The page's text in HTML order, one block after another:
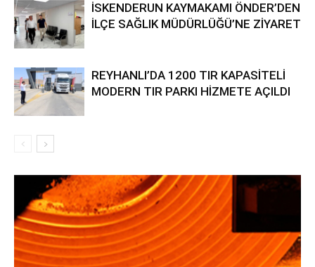
İSKENDERUN KAYMAKAMI ÖNDER’DEN
İLÇE SAĞLIK MÜDÜRLÜĞÜ’NE ZİYARET
REYHANLI’DA 1200 TIR KAPASİTELİ
MODERN TIR PARKI HİZMETE AÇILDI